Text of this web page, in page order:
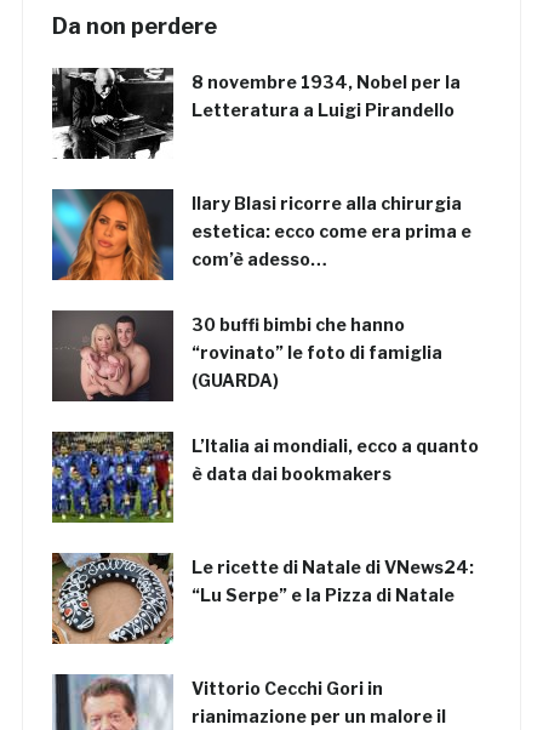
Da non perdere
8 novembre 1934, Nobel per la
Letteratura a Luigi Pirandello
Ilary Blasi ricorre alla chirurgia
estetica: ecco come era prima e
com’è adesso…
30 buffi bimbi che hanno
“rovinato” le foto di famiglia
(GUARDA)
L’Italia ai mondiali, ecco a quanto
è data dai bookmakers
Le ricette di Natale di VNews24:
“Lu Serpe” e la Pizza di Natale
Vittorio Cecchi Gori in
rianimazione per un malore il